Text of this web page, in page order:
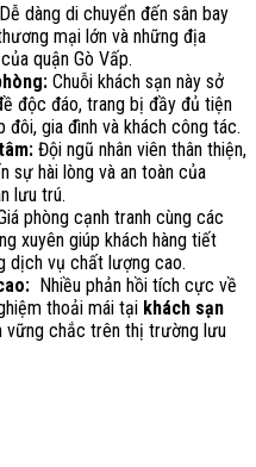
Dễ dàng di chuyển đến sân bay
mại lớn và những địa
quận Gò Vấp.
Chuỗi khách sạn này sở
độc đáo, trang bị đầy đủ tiện
đôi, gia đình và khách công tác.
Đội ngũ nhân viên thân thiện,
sự hài lòng và an toàn của
lưu trú.
phòng cạnh tranh cùng các
xuyên giúp khách hàng tiết
dịch vụ chất lượng cao.
Nhiều phản hồi tích cực về
thoải mái tại khách sạn
vững chắc trên thị trường lưu